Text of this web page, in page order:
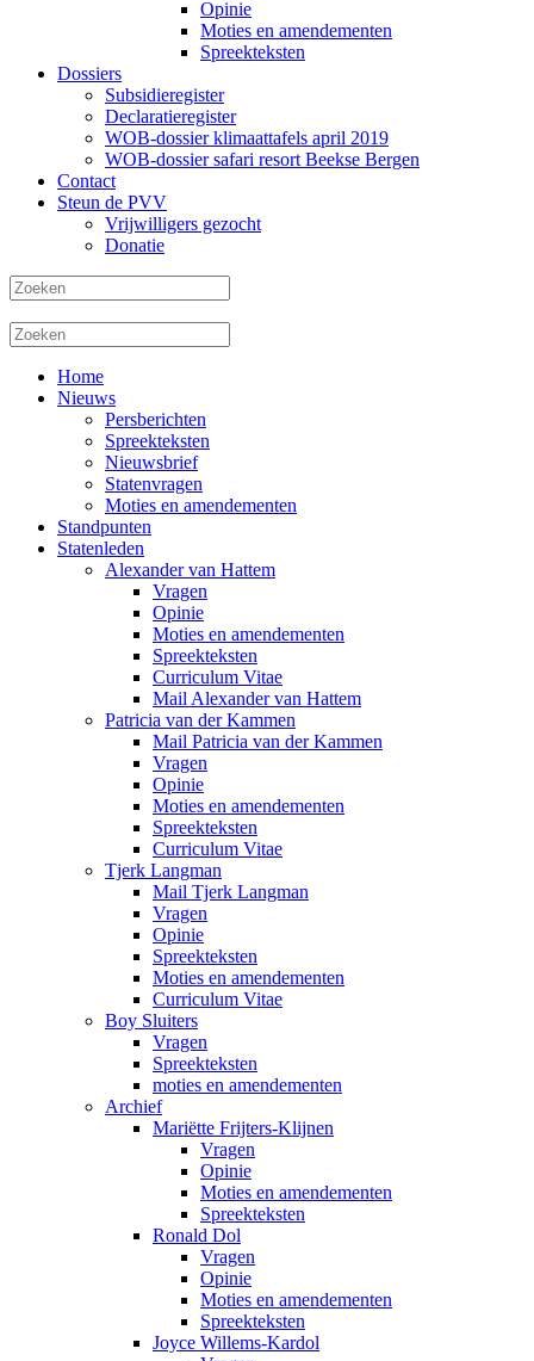
Opinie
Moties en amendementen
Spreekteksten
Dossiers
Subsidieregister
Declaratieregister
WOB-dossier klimaattafels april 2019
WOB-dossier safari resort Beekse Bergen
Contact
Steun de PVV
Vrijwilligers gezocht
Donatie
Home
Nieuws
Persberichten
Spreekteksten
Nieuwsbrief
Statenvragen
Moties en amendementen
Standpunten
Statenleden
Alexander van Hattem
Vragen
Opinie
Moties en amendementen
Spreekteksten
Curriculum Vitae
Mail Alexander van Hattem
Patricia van der Kammen
Mail Patricia van der Kammen
Vragen
Opinie
Moties en amendementen
Spreekteksten
Curriculum Vitae
Tjerk Langman
Mail Tjerk Langman
Vragen
Opinie
Spreekteksten
Moties en amendementen
Curriculum Vitae
Boy Sluiters
Vragen
Spreekteksten
moties en amendementen
Archief
Mariëtte Frijters-Klijnen
Vragen
Opinie
Moties en amendementen
Spreekteksten
Ronald Dol
Vragen
Opinie
Moties en amendementen
Spreekteksten
Joyce Willems-Kardol